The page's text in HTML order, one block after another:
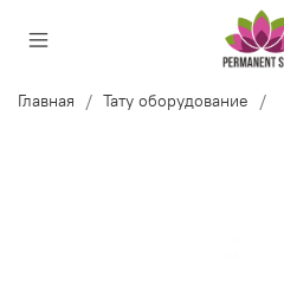
Главная Тату оборудование